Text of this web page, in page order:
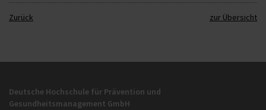
Zurück zur Übersicht
Deutsche Hochschule für Prävention und
Gesundheitsmanagement GmbH